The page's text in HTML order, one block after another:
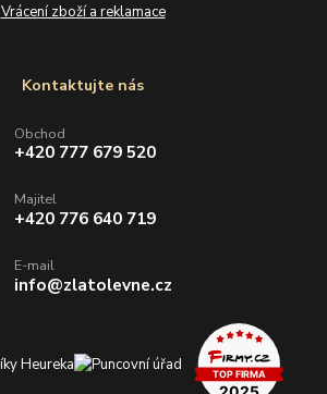
Vrácení zboží a reklamace
Kontaktujte nás
Obchod
+420 777 679 520
Majitel
+420 776 640 719
E-mail
info@zlatolevne.cz